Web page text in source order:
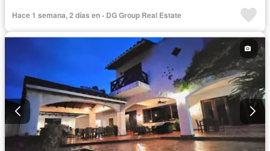
Hace 1 semana, 2 días en - DG Group Real Estate